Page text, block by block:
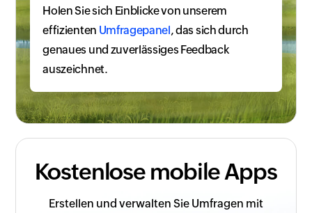
Holen Sie sich Einblicke von unserem
effizienten Umfragepanel, das sich durch
genaues und zuverlässiges Feedback
auszeichnet.
Kostenlose mobile Apps
Erstellen und verwalten Sie Umfragen mit